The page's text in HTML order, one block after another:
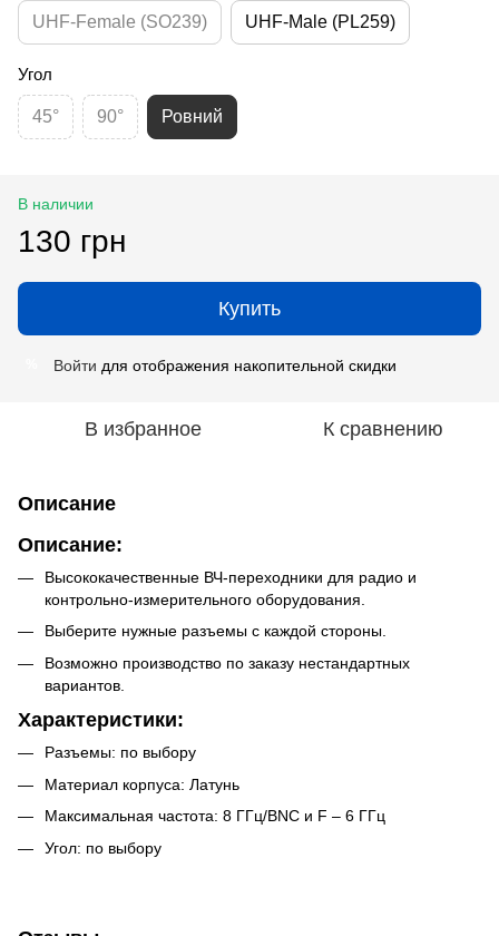
UHF-Female (SO239) UHF-Male (PL259)
Угол
45° 90° Ровний
В наличии
130 грн
Купить
Войти для отображения накопительной скидки
В избранное К сравнению
Описание
Описание:
Высококачественные ВЧ-переходники для радио и
контрольно-измерительного оборудования.
Выберите нужные разъемы с каждой стороны.
Возможно производство по заказу нестандартных
вариантов.
Характеристики:
Разъемы: по выбору
Материал корпуса: Латунь
Максимальная частота: 8 ГГц/BNC и F – 6 ГГц
Угол: по выбору